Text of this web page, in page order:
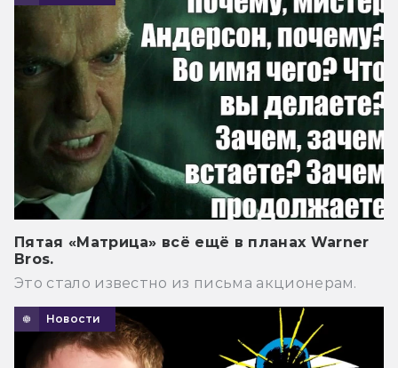
Пятая «Матрица» всё ещё в планах Warner
Bros.
Это стало известно из письма акционерам.
Новости